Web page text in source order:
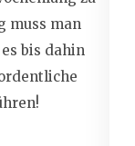
muss man
bis dahin